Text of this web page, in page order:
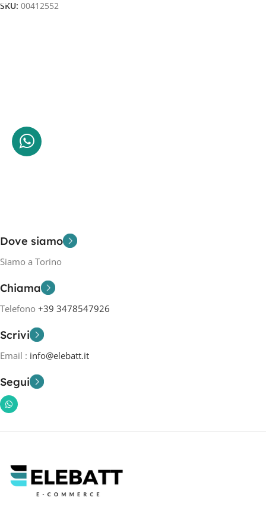
SKU: 00412552
Dove siamo
Siamo a Torino
Chiama
Telefono +39 3478547926
Scrivi
Email : info@elebatt.it
Segui